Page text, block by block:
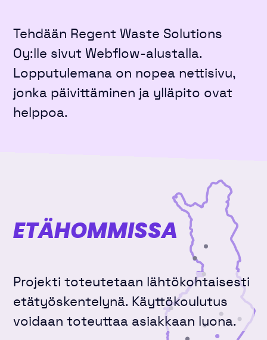
Tehdään Regent Waste Solutions
Oy:lle sivut Webflow-alustalla.
Lopputulemana on nopea nettisivu,
jonka päivittäminen ja ylläpito ovat
helppoa.
ETÄHOMMISSA
Projekti toteutetaan lähtökohtaisesti
etätyöskentelynä. Käyttökoulutus
voidaan toteuttaa asiakkaan luona.